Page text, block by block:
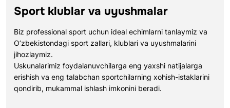
Sport klublar va uyushmalar
Biz professional sport uchun ideal echimlarni tanlaymiz va
O’zbekistondagi sport zallari, klublari va uyushmalarini
jihozlaymiz.
Uskunalarimiz foydalanuvchilarga eng yaxshi natijalarga
erishish va eng talabchan sportchilarning xohish-istaklarini
qondirib, mukammal ishlash imkonini beradi.